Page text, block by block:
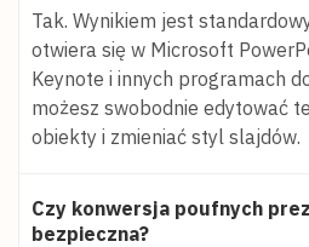
Tak. Wynikiem jest
otwiera się w Microsoft
Keynote i innych programach
możesz swobodnie edytować
obiekty i zmieniać styl slajdów.
Czy konwersja poufnych
bezpieczna?